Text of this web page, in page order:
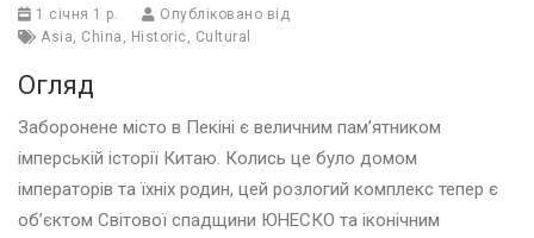
1 січня 1 р.
Опубліковано від
Asia
China Historic Cultural
Огляд
Заборонене місто в Пекіні є величним пам’ятником
імперській історії Китаю. Колись це було домом
імператорів та їхніх родин, цей розлогий комплекс тепер є
об’єктом Світової спадщини ЮНЕСКО та іконічним